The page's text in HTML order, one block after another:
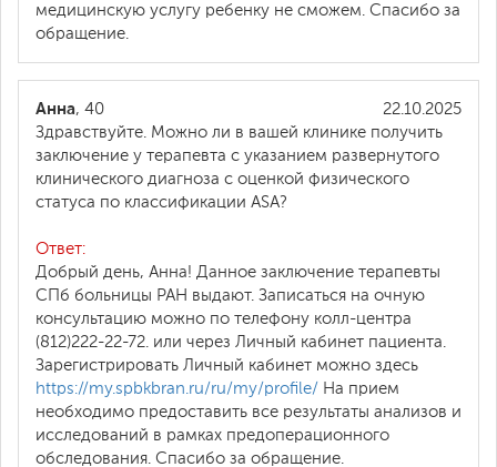
медицинскую услугу ребенку не сможем. Спасибо за
обращение.
22.10.2025
Анна, 40
Здравствуйте. Можно ли в вашей клинике получить
заключение у терапевта с указанием развернутого
клинического диагноза с оценкой физического
статуса по классификации ASA?
Ответ:
Добрый день, Анна! Данное заключение терапевты
СПб больницы РАН выдают. Записаться на очную
консультацию можно по телефону колл-центра
(812)222-22-72. или через Личный кабинет пациента.
Зарегистрировать Личный кабинет можно здесь
https://my.spbkbran.ru/ru/my/profile/ На прием
необходимо предоставить все результаты анализов и
исследований в рамках предоперационного
обследования. Спасибо за обращение.